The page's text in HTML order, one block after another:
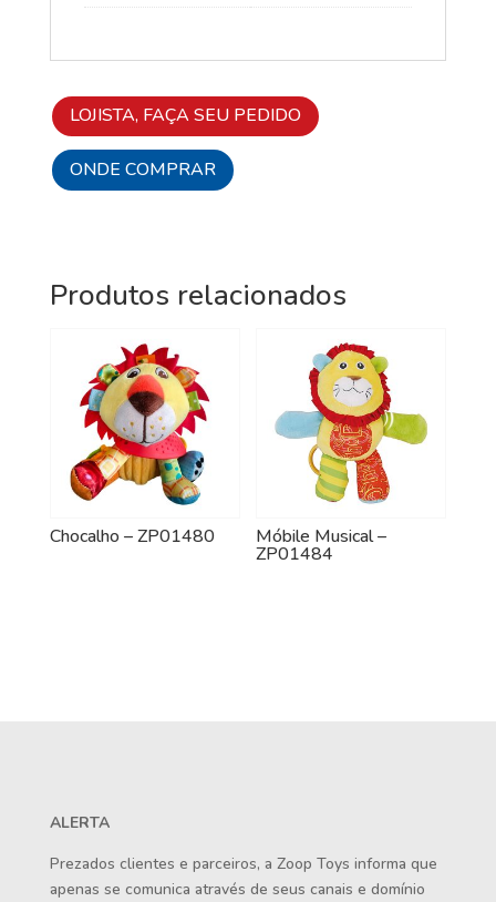
LOJISTA, FAÇA SEU PEDIDO
ONDE COMPRAR
Produtos relacionados
Chocalho – ZP01480 Móbile Musical –
ZP01484
ALERTA
Prezados clientes e parceiros, a Zoop Toys informa que
apenas se comunica através de seus canais e domínio